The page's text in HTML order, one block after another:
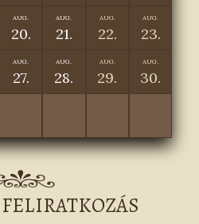
AUG.
20.
AUG.
21.
AUG.
22.
AUG.
23.
AUG.
27.
AUG.
28.
AUG.
29.
AUG.
30.